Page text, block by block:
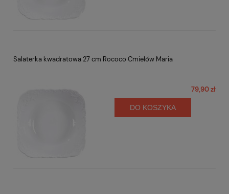
Salaterka kwadratowa 27 cm Rococo Ćmielów Maria
79,90 zł
DO KOSZYKA